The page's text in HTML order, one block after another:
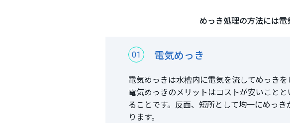
めっき処理の方法には電
01 電気めっき
電気めっきは水槽内に電気を流してめっきを
電気めっきのメリットはコストが安いこと
ることです。反面、短所として均一にめっ
ります。